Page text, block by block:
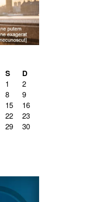
S D
1
2
8
9
15
16
22
23
29
30